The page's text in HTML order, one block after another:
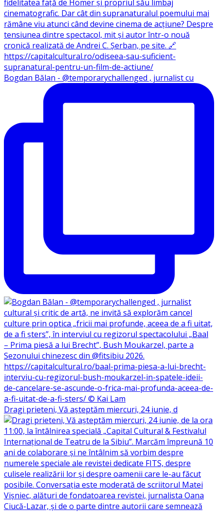
Bogdan Bălan - @temporarychallenged , jurnalist cu
Dragi prieteni, Vă așteptăm miercuri, 24 iunie, d